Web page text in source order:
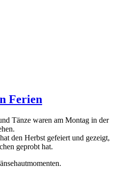
Ferien
Tänze waren am Montag in der
den Herbst gefeiert und gezeigt,
geprobt hat.